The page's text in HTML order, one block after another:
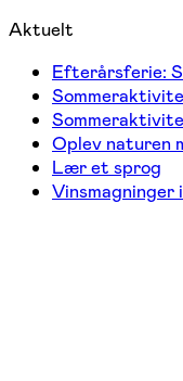
Aktuelt
Efterårsferie:
Oplev naturen
Lær et sprog
Vinsmagninger